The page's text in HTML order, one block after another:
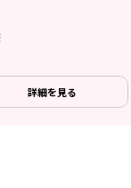
詳細を見る